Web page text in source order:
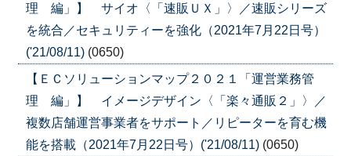
理 編」】 サイオ〈「速販ＵＸ」〉／速販シリーズ
を統合／セキュリティーを強化（2021年7月22日号）
('21/08/11) (0650)
【ＥＣソリューションマップ２０２１「運営業務管
理 編」】 イメージデザイン〈「楽々通販２」〉／
複数店舗運営事業者をサポート／リピーターを育む機
能を搭載（2021年7月22日号）('21/08/11) (0650)